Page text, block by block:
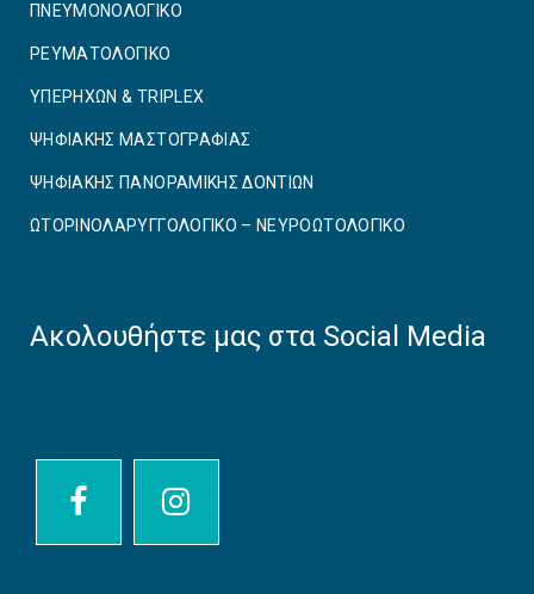
ΠΝΕΥΜΟΝΟΛΟΓΙΚΟ
ΡΕΥΜΑΤΟΛΟΓΙΚΟ
ΥΠΕΡΗΧΩΝ & TRIPLEX
ΨΗΦΙΑΚΗΣ ΜΑΣΤΟΓΡΑΦΙΑΣ
ΨΗΦΙΑΚΗΣ ΠΑΝΟΡΑΜΙΚΗΣ ΔΟΝΤΙΩΝ
ΩΤΟΡΙΝΟΛΑΡΥΓΓΟΛΟΓΙΚΟ – ΝΕΥΡΟΩΤΟΛΟΓΙΚΟ
Ακολουθήστε μας στα Social Media